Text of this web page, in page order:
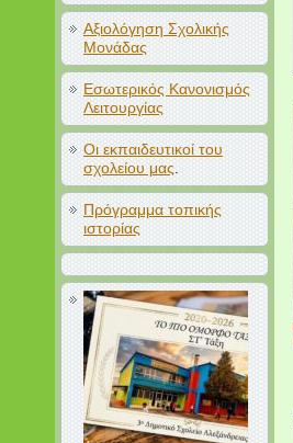
Αξιολόγηση Σχολικής
Μονάδας
Εσωτερικός Κανονισμός
Λειτουργίας
Οι εκπαιδευτικοί του
σχολείου μας
Πρόγραμμα τοπικής
ιστορίας